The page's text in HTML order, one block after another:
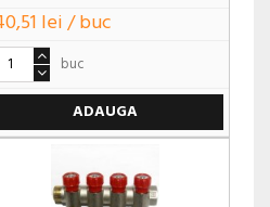
lei / buc
buc
ADAUGA